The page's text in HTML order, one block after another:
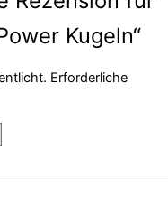
Kugeln“
Erforderliche